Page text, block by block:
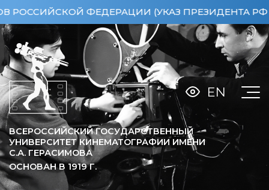
ФЕДЕРАЦИИ (УКАЗ ПРЕЗИДЕНТА РФ ОТ
ВСЕРОССИЙСКИЙ ГОСУДАРСТВЕННЫЙ
УНИВЕРСИТЕТ КИНЕМАТОГРАФИИ ИМЕНИ
С.А. ГЕРАСИМОВА
ОСНОВАН В 1919Г.
EN